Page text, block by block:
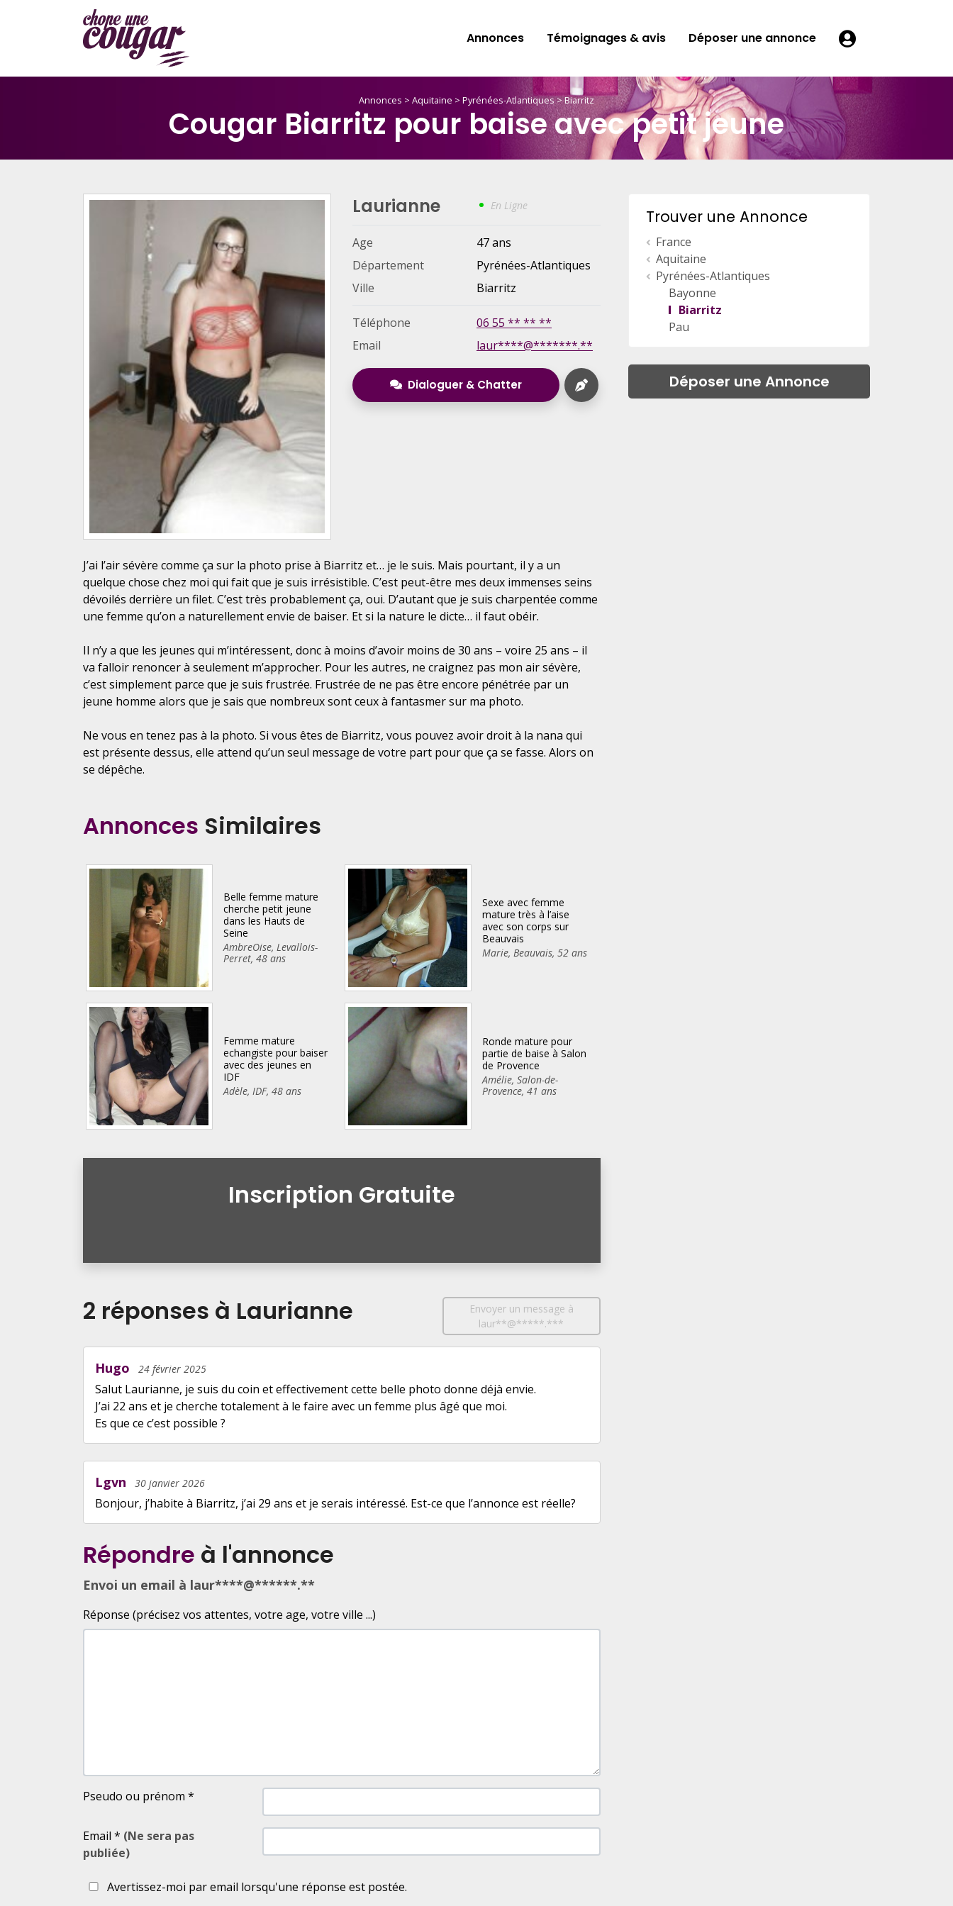
Annonces Témoignages & avis Déposer une annonce
Annonces > Aquitaine > Pyrénées-Atlantiques>Biarritz
Cougar Biarritz pour baise avec petit jeune
Laurianne En Ligne
Age
47 ans
Département
Pyrénées-Atlantiques
Ville
Biarritz
Téléphone
06 55 ** ** **
Email
laur****@*******.**
Dialoguer & Chatter
J’ai l’air sévère comme ça sur la photo prise à Biarritz et… je le suis. Mais pourtant, il y a un
quelque chose chez moi qui fait que je suis irrésistible. C’est peut-être mes deux immenses seins
dévoilés derrière un filet. C’est très probablement ça, oui. D’autant que je suis charpentée comme
une femme qu’on a naturellement envie de baiser. Et si la nature le dicte… il faut obéir.
Il n’y a que les jeunes qui m’intéressent, donc à moins d’avoir moins de 30 ans – voire 25 ans – il
va falloir renoncer à seulement m’approcher. Pour les autres, ne craignez pas mon air sévère,
c’est simplement parce que je suis frustrée. Frustrée de ne pas être encore pénétrée par un
jeune homme alors que je sais que nombreux sont ceux à fantasmer sur ma photo.
Ne vous en tenez pas à la photo. Si vous êtes de Biarritz, vous pouvez avoir droit à la nana qui
est présente dessus, elle attend qu’un seul message de votre part pour que ça se fasse. Alors on
se dépêche.
Annonces Similaires
Belle femme mature
cherche petit jeune
dans les Hauts de
Seine
AmbreOise, Levallois-
Perret, 48 ans
Sexe avec femme
mature très à l’aise
avec son corps sur
Beauvais
Marie, Beauvais, 52 ans
Femme mature
echangiste pour baiser
avec des jeunes en
IDF
Adèle, IDF, 48 ans
Ronde mature pour
partie de baise à Salon
de Provence
Amélie, Salon-de-
Provence, 41 ans
Inscription Gratuite
2 réponses à Laurianne
Envoyer un message à
laur**@*****.***
Hugo 24 février 2025
Salut Laurianne, je suis du coin et effectivement cette belle photo donne déjà envie.
J’ai 22 ans et je cherche totalement à le faire avec un femme plus âgé que moi.
Es que ce c’est possible ?
Lgvn 30 janvier 2026
Bonjour, j’habite à Biarritz, j’ai 29 ans et je serais intéressé. Est-ce que l’annonce est réelle?
Répondre à l'annonce
Envoi un email à laur****@******.**
Réponse (précisez vos attentes, votre age, votre ville ...)
Pseudo ou prénom *
Email * (Ne sera pas
publiée)
Avertissez-moi par email lorsqu'une réponse est postée.
Trouver une Annonce
France
Aquitaine
Pyrénées-Atlantiques
Bayonne
Biarritz
Pau
Déposer une Annonce